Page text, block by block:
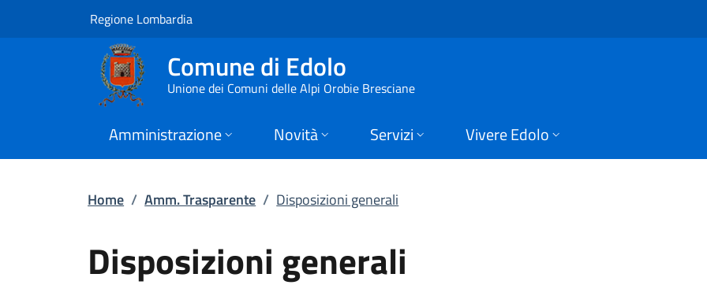
Vai al contenuto principale
Disposizioni generali | Amm.
Regione Lombardia
Comune di Edolo
Unione dei Comuni delle Alpi Orobie Bresciane
Amministrazione Novità Servizi Vivere Edolo
Home / Amm. Trasparente / Disposizioni generali
Disposizioni generali